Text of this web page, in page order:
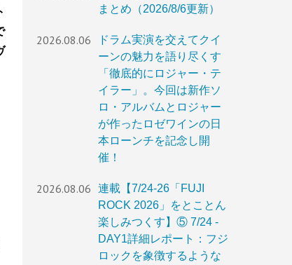
まとめ（2026/8/6更新）
2026.08.06
ドラム実演を交えてクイ
ーンの魅力を語り尽くす
「徹底的にロジャー・テ
イラー」。今回は新作ソ
ロ・アルバムとロジャー
が作ったロゼワインの日
本ローンチを記念し開
催！
2026.08.06
連載【7/24-26「FUJI
ROCK 2026」をとことん
楽しみつくす】⑤ 7/24 -
DAY1詳細レポート：フジ
ロックを象徴するような